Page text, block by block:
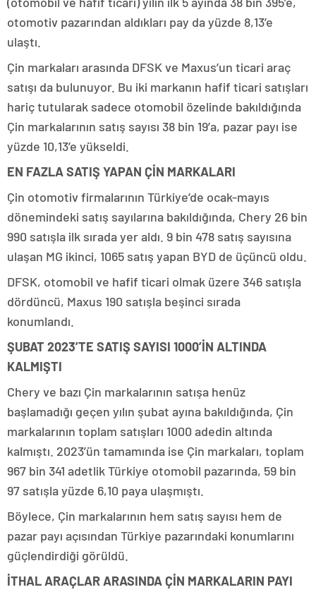
otomotiv pazarından aldıkları pay da yüzde 8,13’e
ulaştı.
Çin markaları arasında DFSK ve Maxus’un ticari araç
satışı da bulunuyor. Bu iki markanın hafif ticari satışları
hariç tutularak sadece otomobil özelinde bakıldığında
Çin markalarının satış sayısı 38 bin 19’a, pazar payı ise
yüzde 10,13’e yükseldi.
EN FAZLA SATIŞ YAPAN ÇİN MARKALARI
Çin otomotiv firmalarının Türkiye’de ocak-mayıs
dönemindeki satış sayılarına bakıldığında, Chery 26 bin
990 satışla ilk sırada yer aldı. 9 bin 478 satış sayısına
ulaşan MG ikinci, 1065 satış yapan BYD de üçüncü oldu.
DFSK, otomobil ve hafif ticari olmak üzere 346 satışla
dördüncü, Maxus 190 satışla beşinci sırada
konumlandı.
ŞUBAT 2023’TE SATIŞ SAYISI 1000’İN ALTINDA
KALMIŞTI
Chery ve bazı Çin markalarının satışa henüz
başlamadığı geçen yılın şubat ayına bakıldığında, Çin
markalarının toplam satışları 1000 adedin altında
kalmıştı. 2023’ün tamamında ise Çin markaları, toplam
967 bin 341 adetlik Türkiye otomobil pazarında, 59 bin
97 satışla yüzde 6,10 paya ulaşmıştı.
Böylece, Çin markalarının hem satış sayısı hem de
pazar payı açısından Türkiye pazarındaki konumlarını
güçlendirdiği görüldü.
İTHAL ARAÇLAR ARASINDA ÇİN MARKALARIN PAYI